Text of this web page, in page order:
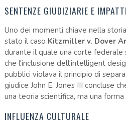
SENTENZE GIUDIZIARIE E
Uno dei momenti chiave nella
stato il caso Kitzmiller v. Dover
durante il quale una corte
che l'inclusione dell'intelligent
pubblici violava il principio di
giudice John E. Jones III concluse
una teoria scientifica, ma una forma
INFLUENZA CULTURALE